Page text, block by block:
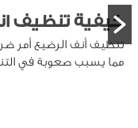
كيفية تنظيف
تنظيف أنف الرضيع أمر
مما يسبب صعوبة في